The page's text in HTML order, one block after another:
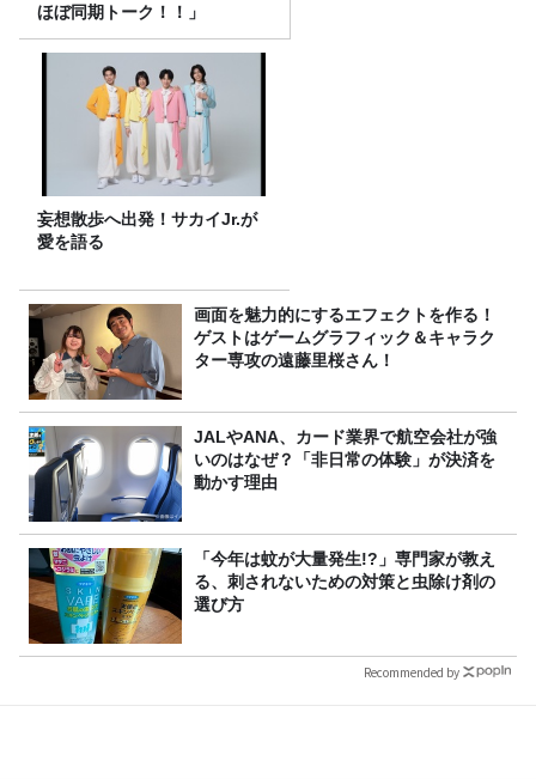
ほぼ同期トーク！！」
妄想散歩へ出発！サカイJr.が
愛を語る
画面を魅力的にするエフェクトを作る！
ゲストはゲームグラフィック＆キャラク
ター専攻の遠藤里桜さん！
JALやANA、カード業界で航空会社が強
いのはなぜ？「非日常の体験」が決済を
動かす理由
「今年は蚊が大量発生!?」専門家が教え
る、刺されないための対策と虫除け剤の
選び方
Recommended by